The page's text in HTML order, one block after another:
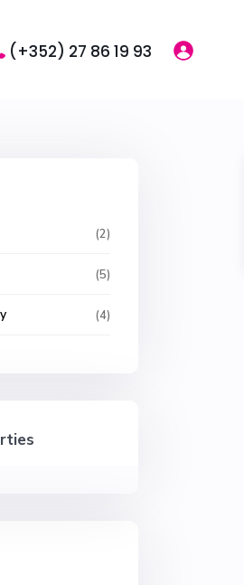
(+352) 27 86 19 93
(2)
(5)
(4)